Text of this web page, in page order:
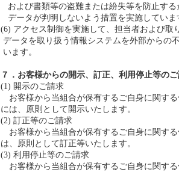
および書類等の盗難または紛失等を防止す
データが判明しないよう措置を実施していま
(6) アクセス制御を実施して、担当者および
データを取り扱う情報システムを外部からの
います。
７．お客様からの開示、訂正、利用停止等の
(1) 開示のご請求
お客様から当組合が保有するご自身に関す
には、原則として開示いたします。
(2) 訂正等のご請求
お客様から当組合が保有するご自身に関す
は、原則として訂正等いたします。
(3) 利用停止等のご請求
お客様から当組合が保有するご自身に関す